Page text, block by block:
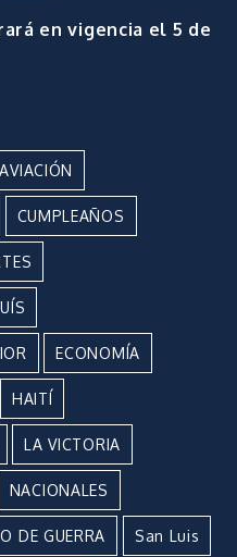
en vigencia el 5 de
AVIACIÓN
CUMPLEAÑOS
ECONOMÍA
HAITÍ
LA VICTORIA
NACIONALES
DE GUERRA San Luis